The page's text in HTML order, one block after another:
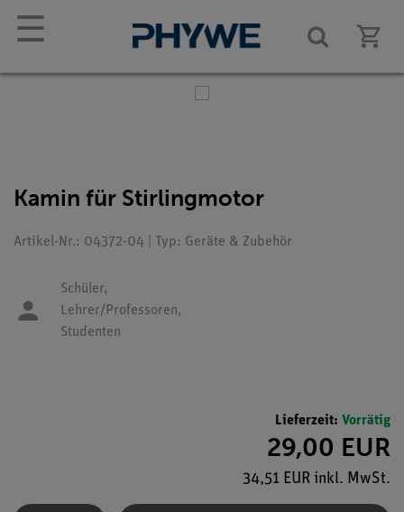
☰
Kamin für Stirlingmotor
Artikel-Nr.: 04372-04 | Typ: Geräte & Zubehör
Schüler,
Lehrer/Professoren,
Studenten
Lieferzeit: Vorrätig
29,00 EUR
34,51 EUR inkl. MwSt.